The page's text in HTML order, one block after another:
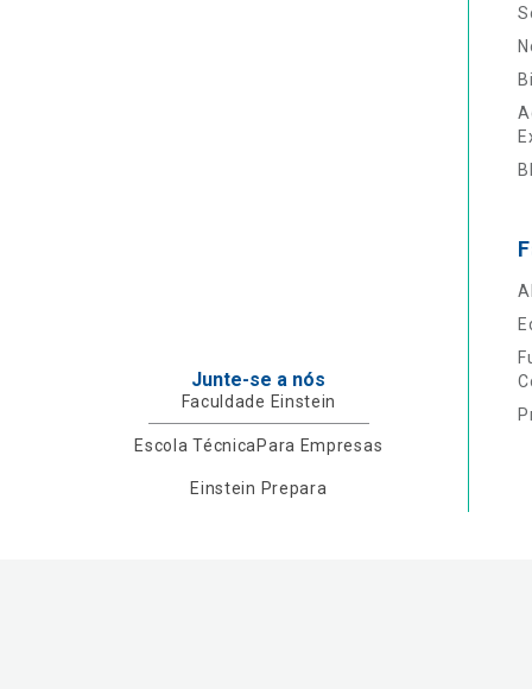
Junte-se a nós
Faculdade Einstein
Escola Técnica Para Empresas
Einstein Prepara